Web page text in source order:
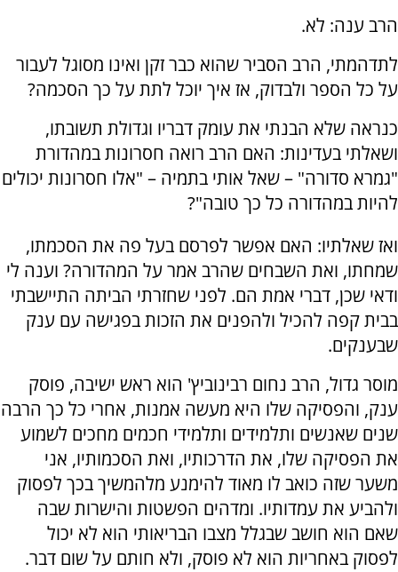
הרב ענה: לא.
לתדהמתי, הרב הסביר שהוא כבר זקן ואינו מסוגל לעבור
על כל הספר ולבדוק, אז איך יוכל לתת על כך הסכמה?
כנראה שלא הבנתי את עומק דבריו וגדולת תשובתו,
ושאלתי בעדינות: האם הרב רואה חסרונות במהדורת
"גמרא סדורה" – שאל אותי בתמיה – "אלו חסרונות יכולים
להיות במהדורה כל כך טובה"?
ואז שאלתיו: האם אפשר לפרסם בעל פה את הסכמתו,
שמחתו, ואת השבחים שהרב אמר על המהדורה? וענה לי
ודאי שכן, דברי אמת הם. לפני שחזרתי הביתה התיישבתי
בבית קפה להכיל ולהפנים את הזכות בפגישה עם ענק
שבענקים.
מוסר גדול, הרב נחום רבינוביץ' הוא ראש ישיבה, פוסק
ענק, והפסיקה שלו היא מעשה אמנות, אחרי כל כך הרבה
שנים שאנשים ותלמידים ותלמידי חכמים מחכים לשמוע
את הפסיקה שלו, את הדרכותיו, ואת הסכמותיו, אני
משער שזה כואב לו מאוד להימנע מלהמשיך בכך לפסוק
ולהביע את עמדותיו. ומדהים הפשטות והישרות שבה
שאם הוא חושב שבגלל מצבו הבריאותי הוא לא יכול
לפסוק באחריות הוא לא פוסק, ולא חותם על שום דבר.